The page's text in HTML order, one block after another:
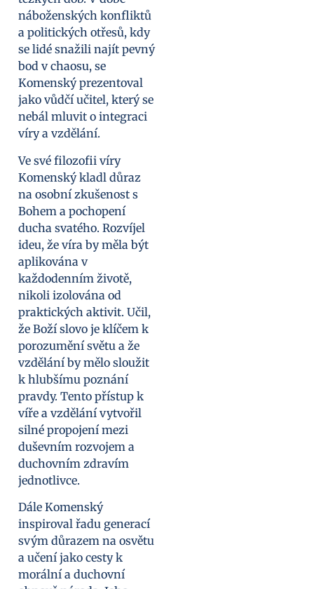
náboženských konfliktů
a politických otřesů, kdy
se lidé snažili najít pevný
bod v chaosu, se
Komenský prezentoval
jako vůdčí učitel, který se
nebál mluvit o integraci
víry a vzdělání.
Ve své filozofii víry
Komenský kladl důraz
na osobní zkušenost s
Bohem a pochopení
ducha svatého. Rozvíjel
ideu, že víra by měla být
aplikována v
každodenním životě,
nikoli izolována od
praktických aktivit. Učil,
že Boží slovo je klíčem k
porozumění světu a že
vzdělání by mělo sloužit
k hlubšímu poznání
pravdy. Tento přístup k
víře a vzdělání vytvořil
silné propojení mezi
duševním rozvojem a
duchovním zdravím
jednotlivce.
Dále Komenský
inspiroval řadu generací
svým důrazem na osvětu
a učení jako cesty k
morální a duchovní